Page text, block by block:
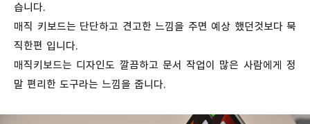
습니다.
매직 키보드는 단단하고 견고한 느낌을 주면 예상 했던것보다 묵
직한편 입니다.
매직키보드는 디자인도 깔끔하고 문서 작업이 많은 사람에게 정
말 편리한 도구라는 느낌을 줍니다.